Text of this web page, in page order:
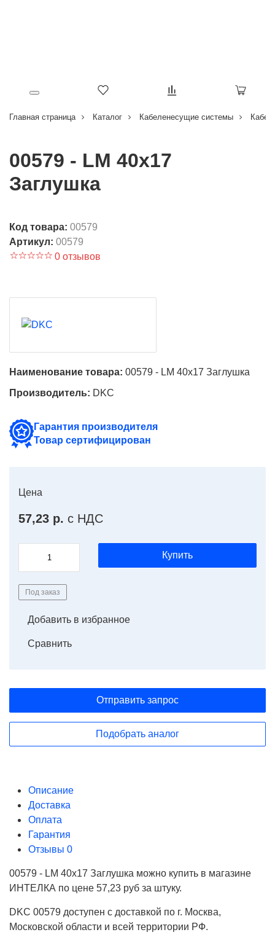
Главная страница Каталог Кабеленесущие системы
00579 - LM 40x17
Заглушка
Код товара: 00579
Артикул: 00579
0 отзывов
Наименование товара: 00579 - LM 40x17 Заглушка
Производитель: DKC
Гарантия производителя
Товар сертифицирован
Цена
57,23 р. с НДС
Купить
Под заказ
Добавить в избранное
Сравнить
Отправить запрос
Подобрать аналог
Описание
Доставка
Оплата
Гарантия
Отзывы 0
00579 - LM 40x17 Заглушка можно купить в магазине
ИНТЕЛКА по цене 57,23 руб за штуку.
DKC 00579 доступен с доставкой по г. Москва,
Московской области и всей территории РФ.